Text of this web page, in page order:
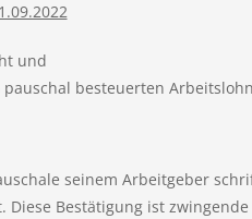
und
pauschal besteuerten
seinem Arbeitgeber
Bestätigung ist